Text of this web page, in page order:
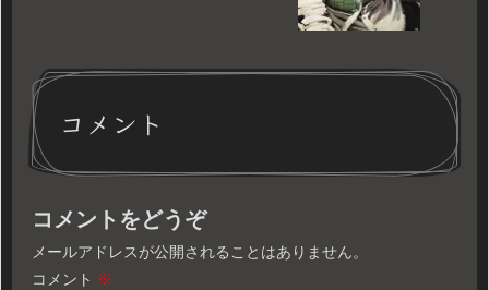
コメント
コメントをどうぞ
メールアドレスが公開されることはありません。
コメント ※